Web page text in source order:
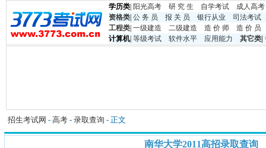
学历类 阳光高考 研 究 生 自学考试
成人高考
资格类 公 务 员 报 关 员 银行从业
司法考试
工程类 一级建造 二级建造 造 价 师
造 价 员
计算机| 等级考试 软件水平 应用能力 其它类
招生考试网 - 高考 - 录取查询 - 正文
南华大学2011高招录取查询